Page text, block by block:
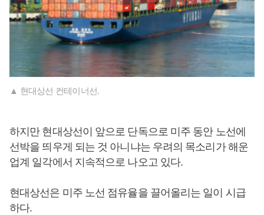
▲ 현대상선 컨테이너선.
하지만 현대상선이 앞으로 단독으로 미주 동안 노선에
선박을 띄우게 되는 것 아니냐는 우려의 목소리가 해운
업계 일각에서 지속적으로 나오고 있다.
현대상선은 미주 노선 점유율을 끌어올리는 일이 시급
하다.